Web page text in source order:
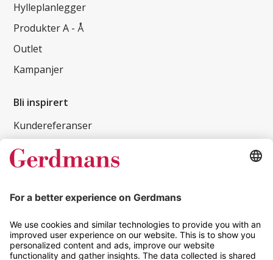
Hylleplanlegger
Produkter A - Å
Outlet
Kampanjer
Bli inspirert
Kundereferanser
Magasin
Tips og guider
Kontakt
info@gerdmans.no
67 80 56 20